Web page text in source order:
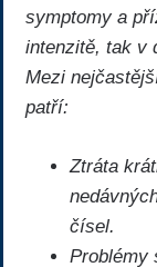
symptomy a
intenzitě, tak v
Mezi
patří:
Ztráta
čísel.
Problémy